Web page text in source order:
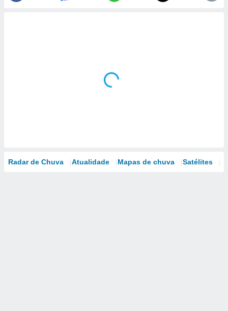
Radar de Chuva Atualidade Mapas de chuva Satélites